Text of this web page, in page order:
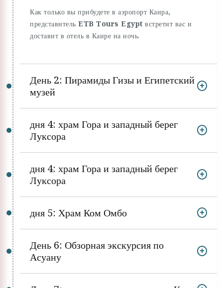
Как только вы прибудете в аэропорт Каира,
представитель ETB Tours Egypt встретит вас и
доставит в отель в Каире на ночь.
День 2: Пирамиды Гизы и Египетский
музей
дня 4: храм Гора и западный берег
Луксора
дня 4: храм Гора и западный берег
Луксора
дня 5: Храм Ком Омбо
День 6: Обзорная экскурсия по
Асуану